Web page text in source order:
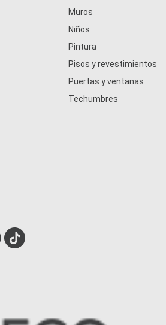
Muros
Niños
Pintura
Pisos y revestimientos
Puertas y ventanas
Techumbres